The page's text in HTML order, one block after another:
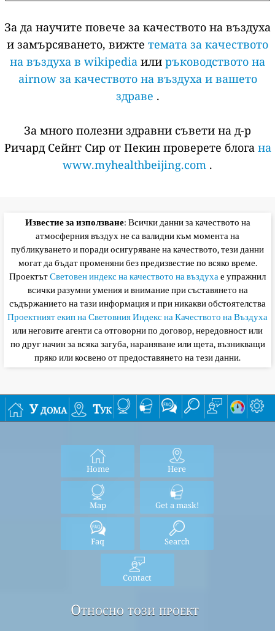
За да научите повече за качеството на въздуха
и замърсяването, вижте темата за качеството
на въздуха в wikipedia или ръководството на
airnow за качеството на въздуха и вашето
здраве .
За много полезни здравни съвети на д-р
Ричард Сейнт Сир от Пекин проверете блога на
www.myhealthbeijing.com .
Известие за използване: Всички данни за качеството на
атмосферния въздух не са валидни към момента на
публикуването и поради осигуряване на качеството, тези данни
могат да бъдат променяни без предизвестие по всяко време.
ПроектътСветовен индекс на качеството на въздухае упражнил
всички разумни умения и внимание при съставянето на
съдържанието на тази информация и при никакви обстоятелства
Проектният екип на Световния Индекс на Качеството на Въздуха
или неговите агенти са отговорни по договор, нередовност или
по друг начин за всяка загуба, нараняване или щета, възникващи
пряко или косвено от предоставянето на тези данни.
У дома Тук
Home Here
Map Get a mask!
Faq Search
Contact
Относно този проект